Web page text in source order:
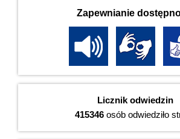
Zapewnianie
Licznik odwiedzin
415346osób odwiedziło